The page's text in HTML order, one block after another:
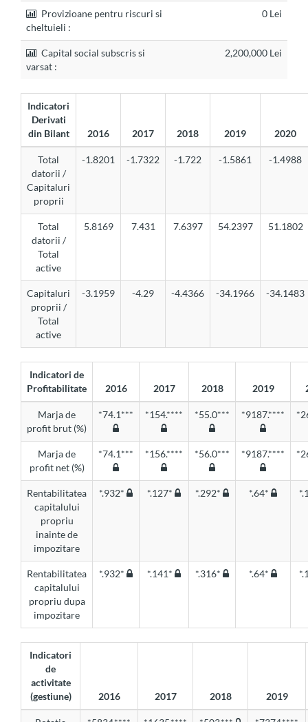
Provizioane pentru riscuri si
cheltuieli :
0 Lei
Capital social subscris si
varsat :
2,200,000 Lei
Indicatori
Derivati
din Bilant
2016 2017 2018 2019 2020
Total
datorii /
Capitaluri
proprii
-1.8201 -1.7322 -1.722 -1.5861 -1.4988
Total
datorii /
Total
active
5.8169 7.431 7.6397 54.2397 51.1802
Capitaluri
proprii /
Total
active
-3.1959 -4.29 -4.4366 -34.1966 -34.1483
Indicatori de
Profitabilitate
2016 2017 2018 2019
Marja de
profit brut (%)
*74.1*** *154.**** *55.0*** *9187.****
Marja de
profit net (%)
*74.1*** *156.**** *56.0*** *9187.****
Rentabilitatea
capitalului
propriu
inainte de
impozitare
*.932* *.127* *.292* *.64*
Rentabilitatea
capitalului
propriu dupa
impozitare
*.932* *.141* *.316* *.64*
Indicatori
de
activitate
(gestiune)
2016 2017 2018 2019